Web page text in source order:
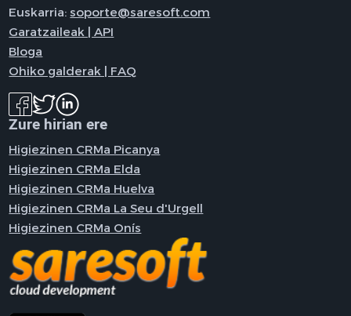
Euskarria:soporte@saresoft.com
Garatzaileak | API
Bloga
Ohiko galderak | FAQ
Zure hirian ere
Higiezinen CRMa Picanya
Higiezinen CRMa Elda
Higiezinen CRMa Huelva
Higiezinen CRMa La Seu d'Urgell
Higiezinen CRMa Onís